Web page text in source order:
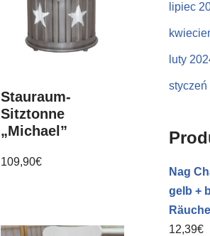
Stauraum-
Sitztonne
„Michael”
109,90€
lipiec
luty
styczeń
Nag
gelb +
12,39€